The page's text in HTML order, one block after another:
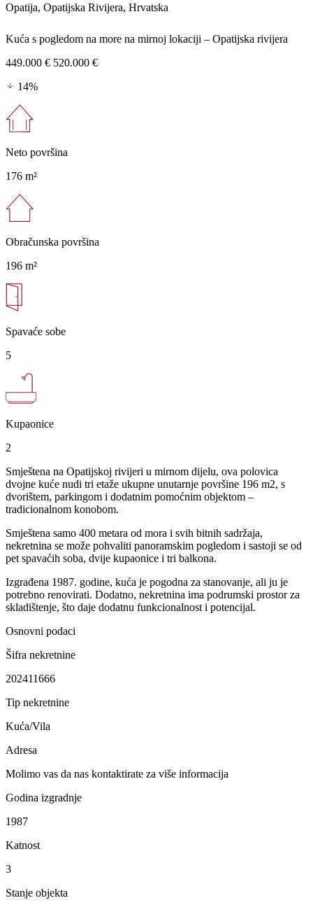
Opatija, Opatijska Rivijera, Hrvatska
Kuća s pogledom na more na mirnoj lokaciji – Opatijska rivijera
449.000 € 520.000 €
14%
Neto površina
176 m²
Obračunska površina
196 m²
Spavaće sobe
5
Kupaonice
2
Smještena na Opatijskoj rivijeri u mirnom dijelu, ova polovica
dvojne kuće nudi tri etaže ukupne unutarnje površine 196 m2, s
dvorištem, parkingom i dodatnim pomoćnim objektom –
tradicionalnom konobom.
Smještena samo 400 metara od mora i svih bitnih sadržaja,
nekretnina se može pohvaliti panoramskim pogledom i sastoji se od
pet spavaćih soba, dvije kupaonice i tri balkona.
Izgrađena 1987. godine, kuća je pogodna za stanovanje, ali ju je
potrebno renovirati. Dodatno, nekretnina ima podrumski prostor za
skladištenje, što daje dodatnu funkcionalnost i potencijal.
Osnovni podaci
Šifra nekretnine
202411666
Tip nekretnine
Kuća/Vila
Adresa
Molimo vas da nas kontaktirate za više informacija
Godina izgradnje
1987
Katnost
3
Stanje objekta